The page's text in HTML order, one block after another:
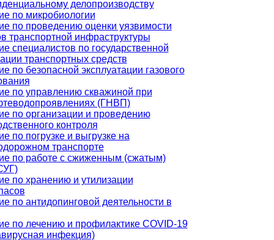
делопроизводству
по микробиологии
по проведению оценки уязвимости
транспортной инфраструктуры
специалистов по государственной
транспортных средств
по безопасной эксплуатации газового
по управлению скважиной при
(ГНВП)
по организации и проведению
контроля
по погрузке и выгрузке на
транспорте
по работе с сжиженным (сжатым)
по хранению и утилизации
по антидопинговой деятельности в
по лечению и профилактике COVID-19
инфекция)